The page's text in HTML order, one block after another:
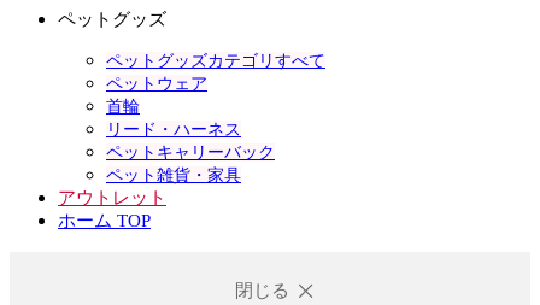
ペットグッズ
ペットグッズカテゴリすべて
ペットウェア
首輪
リード・ハーネス
ペットキャリーバック
ペット雑貨・家具
アウトレット
ホーム TOP
閉じる